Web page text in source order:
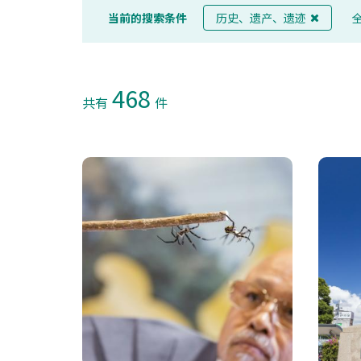
当前的搜索条件 历史、遗产、遗迹
共有 468 件